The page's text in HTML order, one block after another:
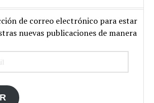
de correo electrónico para estar
nuevas publicaciones de manera